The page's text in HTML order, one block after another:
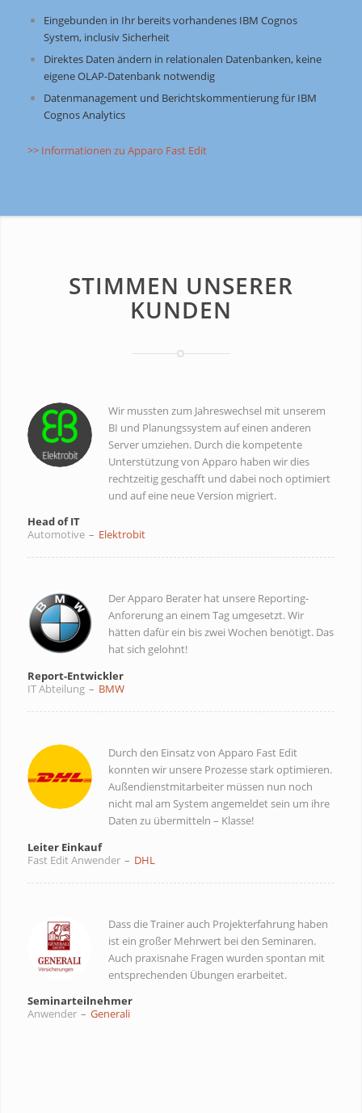
Eingebunden in Ihr bereits vorhandenes IBM Cognos
System, inclusiv Sicherheit
Direktes Daten ändern in relationalen Datenbanken, keine
eigene OLAP-Datenbank notwendig
Datenmanagement und Berichtskommentierung für IBM
Cognos Analytics
>> Informationen zu Apparo Fast Edit
STIMMEN UNSERER
KUNDEN
Wir mussten zum Jahreswechsel mit unserem
BI und Planungssystem auf einen anderen
Server umziehen. Durch die kompetente
Unterstützung von Apparo haben wir dies
rechtzeitig geschafft und dabei noch optimiert
und auf eine neue Version migriert.
Head of IT
Automotive – Elektrobit
Der Apparo Berater hat unsere Reporting-
Anforerung an einem Tag umgesetzt. Wir
hätten dafür ein bis zwei Wochen benötigt. Das
hat sich gelohnt!
Report-Entwickler
IT Abteilung – BMW
Durch den Einsatz von Apparo Fast Edit
konnten wir unsere Prozesse stark optimieren.
Außendienstmitarbeiter müssen nun noch
nicht mal am System angemeldet sein um ihre
Daten zu übermitteln – Klasse!
Leiter Einkauf
Fast Edit Anwender – DHL
Dass die Trainer auch Projekterfahrung haben
ist ein großer Mehrwert bei den Seminaren.
Auch praxisnahe Fragen wurden spontan mit
entsprechenden Übungen erarbeitet.
Seminarteilnehmer
Anwender – Generali